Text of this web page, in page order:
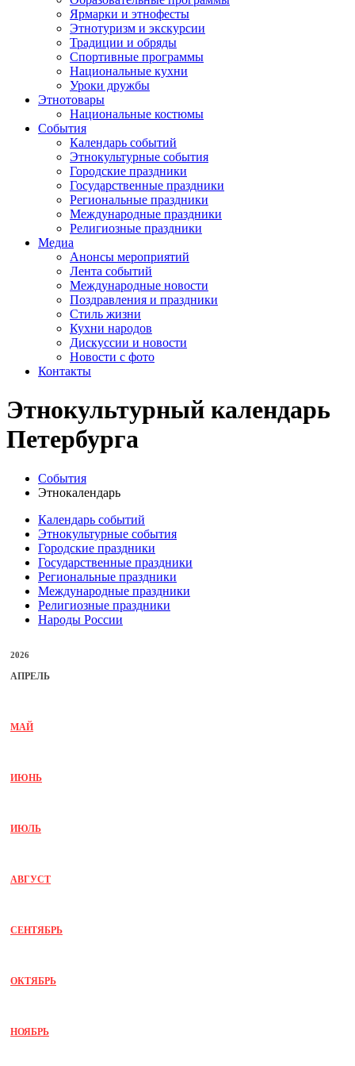
Ярмарки и этнофесты
Этнотуризм и экскурсии
Традиции и обряды
Спортивные программы
Национальные кухни
Уроки дружбы
Этнотовары
Национальные костюмы
События
Календарь событий
Этнокультурные события
Городские праздники
Государственные праздники
Региональные праздники
Международные праздники
Религиозные праздники
Медиа
Анонсы мероприятий
Лента событий
Международные новости
Поздравления и праздники
Cтиль жизни
Кухни народов
Дискуссии и новости
Новости с фото
Контакты
Этнокультурный календарь
Петербурга
События
Этнокалендарь
Календарь событий
Этнокультурные события
Городские праздники
Государственные праздники
Региональные праздники
Международные праздники
Религиозные праздники
Народы России
2026
АПРЕЛЬ
МАЙ
ИЮНЬ
ИЮЛЬ
АВГУСТ
СЕНТЯБРЬ
ОКТЯБРЬ
НОЯБРЬ